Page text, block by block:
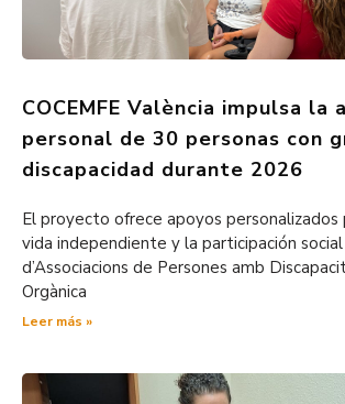
COCEMFE València impulsa la
personal de 30 personas con
discapacidad durante 2026
El proyecto ofrece apoyos personalizados
vida independiente y la participación
d’Associacions de Persones amb
Orgànica
Leer más »